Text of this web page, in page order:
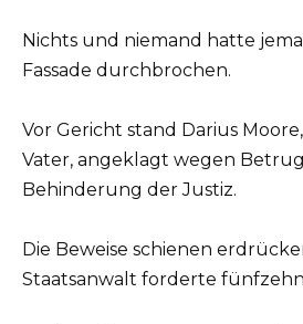
Nichts und niemand hatte
Fassade durchbrochen.
Vor Gericht stand Darius
Vater, angeklagt wegen
Behinderung der Justiz.
Die Beweise schienen
Staatsanwalt forderte